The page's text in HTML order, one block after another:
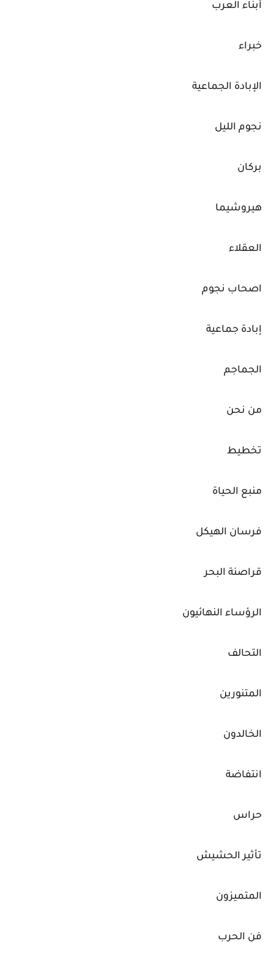
أبناء العرب
خبراء
الإبادة الجماعية
نجوم الليل
بركان
هيروشيما
العقلاء
اصحاب نجوم
إبادة جماعية
الجماجم
من نحن
تخطيط
منبع الحياة
فرسان الهيكل
قراصنة البحر
الرؤساء النهائيون
التحالف
المتنورين
الخالدون
انتفاضة
حراس
تأثير الحشيش
المتميزون
فن الحرب